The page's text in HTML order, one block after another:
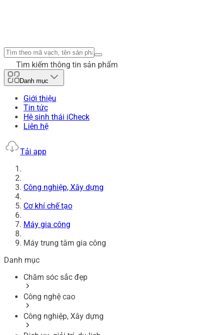
Tìm kiếm thông tin sản phẩm
Danh mục
Giới thiệu
Tin tức
Hệ sinh thái iCheck
Liên hệ
Tải app
Công nghiệp, Xây dựng
Cơ khí chế tạo
Máy gia công
Máy trung tâm gia công
Danh mục
Chăm sóc sắc đẹp
Công nghệ cao
Công nghiệp, Xây dựng